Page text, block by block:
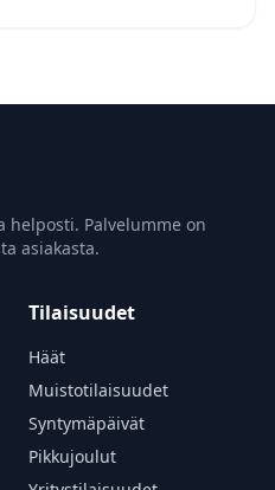
helposti. Palvelumme on
asiakasta.
Tilaisuudet
Häät
Muistotilaisuudet
Syntymäpäivät
Pikkujoulut